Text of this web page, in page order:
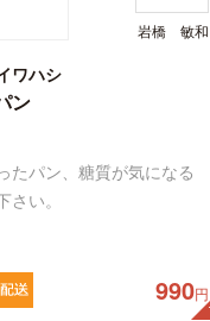
岩橋 敏和
ワハシ
ン
たパン、糖質が気になる
い。
990円